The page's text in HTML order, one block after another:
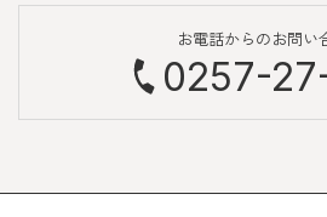
お電話からのお問い
0257-